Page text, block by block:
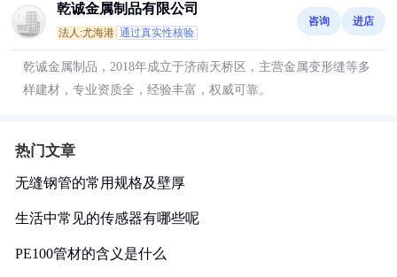
乾诚金属制品有限公司
法人:尤海港 通过真实性核验
咨询 进店
乾诚金属制品，2018年成立于济南天桥区，主营金属变形缝等多
样建材，专业资质全，经验丰富，权威可靠。
热门文章
无缝钢管的常用规格及壁厚
生活中常见的传感器有哪些呢
PE100管材的含义是什么